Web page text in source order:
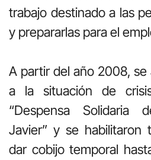
trabajo destinado a las
y prepararlas para el
A partir del año 2008, se
a la situación de
“Despensa Solidaria
Javier” y se habilitaron
dar cobijo temporal